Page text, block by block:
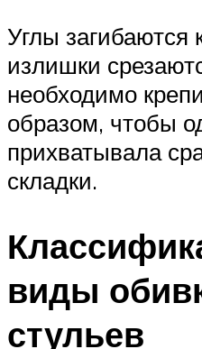
Углы загибаются
излишки
необходимо
образом, чтобы
прихватывала
складки.
виды
стульев